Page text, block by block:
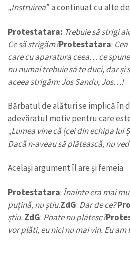
„Instruirea” a continuat cu alte
Protestatara: Trebuie să strigi
Ce să strigăm?Protestatara:
care cu aparatura ceea… ce
nu numai trebuie să te duci, dar și
aceea strigăm: Jos Sandu, Jos…!
Bărbatul de alături se implică în
adevăratul motiv pentru care
„Lumea vine că (cei din echipa lui
Dacă n-aveau să plătească, nu
Același argument îl are și femeia.
Protestatara: Înainte era mai
puțină, nu știu.ZdG: Dar de ce?
știu.ZdG: Poate nu plătesc?
vor plăti, eu nici nu mai vin. Eu